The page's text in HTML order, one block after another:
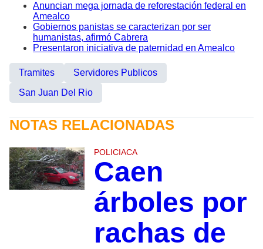
Anuncian mega jornada de reforestación federal en
Amealco
Gobiernos panistas se caracterizan por ser
humanistas, afirmó Cabrera
Presentaron iniciativa de paternidad en Amealco
Tramites
Servidores Publicos
San Juan Del Rio
NOTAS RELACIONADAS
POLICIACA
Caen
árboles por
rachas de